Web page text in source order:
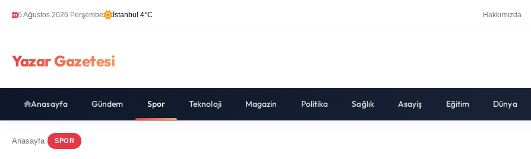
6 Ağustos 2026 Perşembe İstanbul 4°C Hakkımızda
Yazar Gazetesi
Anasayfa Gündem Spor Teknoloji Magazin Politika Sağlık Asayiş Eğitim Dünya
Anasayfa SPOR